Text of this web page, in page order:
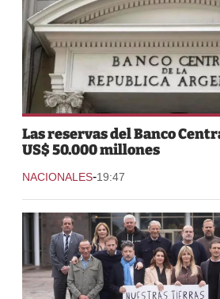
Las reservas del Banco
US$ 50.000 millones
NACIONALES-19:47